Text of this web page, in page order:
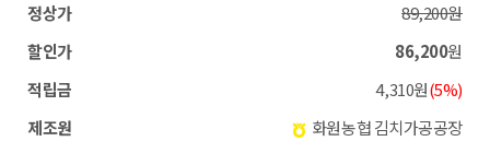
정상가
89,200원
할인가
86,200원
적립금
4,310원(5%)
제조원
화원농협 김치가공공장